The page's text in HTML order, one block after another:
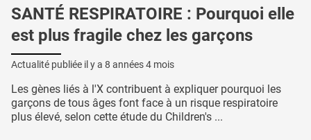
SANTÉ RESPIRATOIRE : Pourquoi elle
est plus fragile chez les garçons
Actualité publiée il y a 8 années 4 mois
Les gènes liés à l'X contribuent à expliquer pourquoi les
garçons de tous âges font face à un risque respiratoire
plus élevé, selon cette étude du Children's ...